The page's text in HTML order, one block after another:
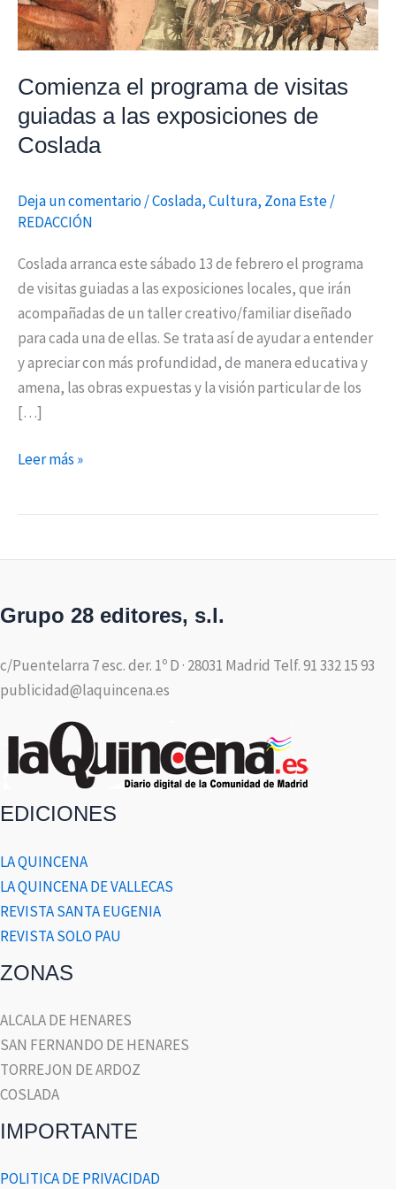
Comienza el programa de visitas
guiadas a las exposiciones de
Coslada
Deja un comentario/Coslada,Cultura, Zona Este/
REDACCIÓN
Coslada arranca este sábado 13 de febrero el programa
de visitas guiadas a las exposiciones locales, que irán
acompañadas de un taller creativo/familiar diseñado
para cada una de ellas. Se trata así de ayudar a entender
y apreciar con más profundidad, de manera educativa y
amena, las obras expuestas y la visión particular de los
[…]
exposiciones
de
Leer más »
Grupo 28 editores, s.l.
c/Puentelarra 7 esc. der. 1º D · 28031 Madrid Telf. 91 332 15 93
publicidad@laquincena.es
EDICIONES
LA QUINCENA
LA QUINCENA DE VALLECAS
REVISTA SANTA EUGENIA
REVISTA SOLO PAU
ZONAS
ALCALA DE HENARES
SAN FERNANDO DE HENARES
TORREJON DE ARDOZ
COSLADA
IMPORTANTE
POLITICA DE PRIVACIDAD